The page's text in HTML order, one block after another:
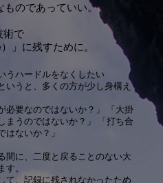
ものであっていい。
術で
残すために。
うハードルをなくしたい
いうと、多くの方が少し身構え
必要なのではないか？」 「大掛
まうのではないか？」 「打ち合
はないか？」
間に、二度と戻ることのない大
。
て、記録に残されなかったため